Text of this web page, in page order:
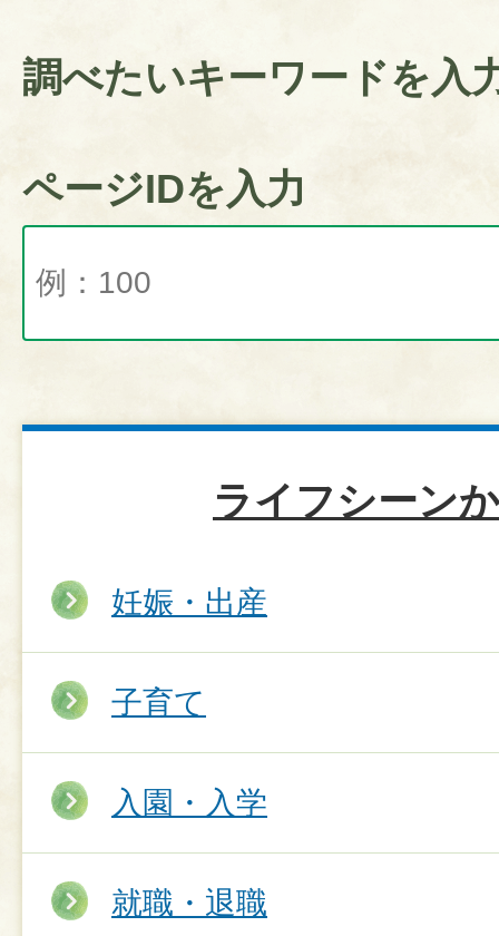
調べたいキーワードを入
ページIDを入力
ライフシーン
妊娠・出産
子育て
入園・入学
就職・退職